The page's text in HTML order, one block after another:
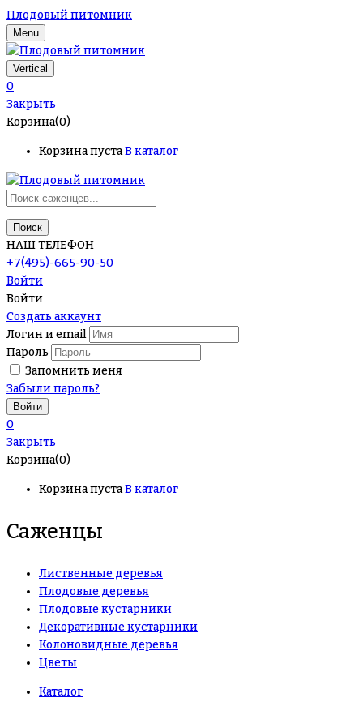
Плодовый питомник
Menu
Vertical
0
Закрыть
Корзина(0)
Корзина пустаВ каталог
Поиск
НАШ ТЕЛЕФОН
+7(495)-665-90-50
Войти
Войти
Создать аккаунт
Логин и email
Пароль
Запомнить меня
Забыли пароль?
0
Закрыть
Корзина(0)
Корзина пустаВ каталог
Саженцы
Лиственные деревья
Плодовые деревья
Плодовые кустарники
Декоративные кустарники
Колоновидные деревья
Цветы
Каталог